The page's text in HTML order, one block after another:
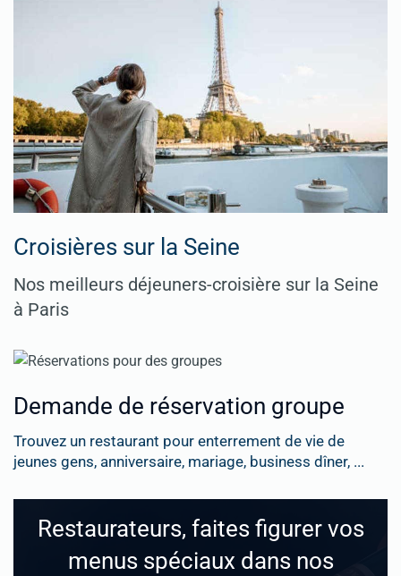
Croisières sur la Seine
Nos meilleurs déjeuners-croisière sur la Seine
à Paris
Demande de réservation groupe
Trouvez un restaurant pour enterrement de vie de
jeunes gens, anniversaire, mariage, business dîner, ...
Restaurateurs, faites figurer vos
menus spéciaux dans nos